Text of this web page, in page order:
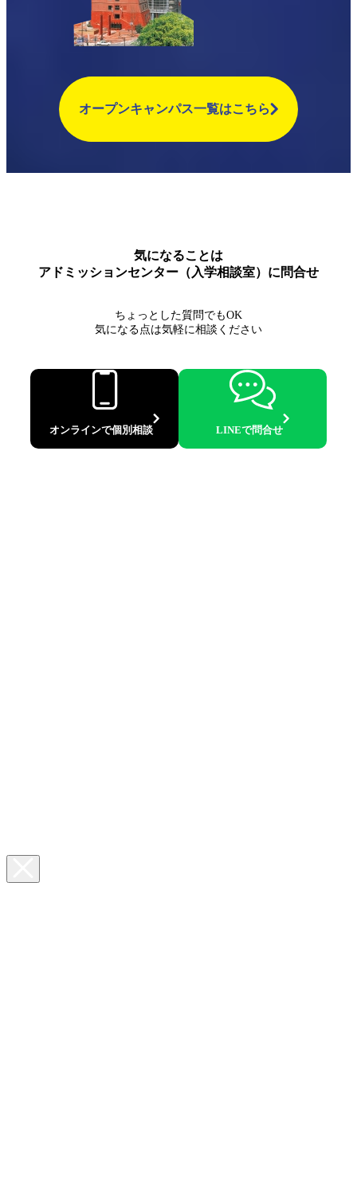
オープンキャンパス一覧はこちら
気になることは
アドミッションセンター（入学相談室）に問合せ
ちょっとした質問でもOK
気になる点は気軽に相談ください
オンラインで個別相談 LINEで問合せ